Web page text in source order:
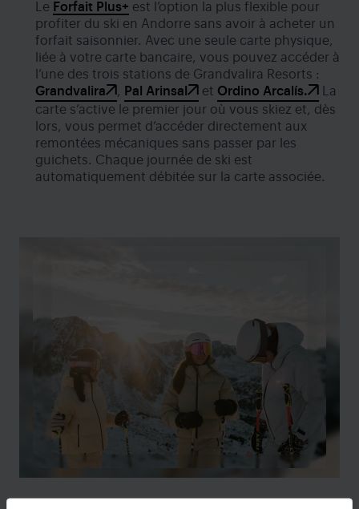
Le Forfait Plus+ est l’option la plus flexible pour
profiter du ski en Andorre sans avoir à acheter un
forfait saisonnier. Avec une seule carte physique,
liée à votre carte bancaire, vous pouvez accéder à
l’une des trois stations de Grandvalira Resorts :
Grandvalira
, Pal Arinsal et Ordino Arcalís.
La
carte s’active le premier jour où vous skiez et, dès
lors, vous permet d’accéder directement aux
remontées mécaniques sans passer par les
guichets. Chaque journée de ski est
automatiquement débitée sur la carte associée.